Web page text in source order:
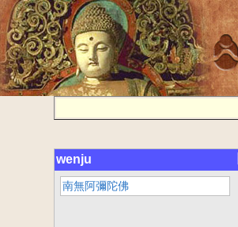
wenju
南無阿彌陀佛